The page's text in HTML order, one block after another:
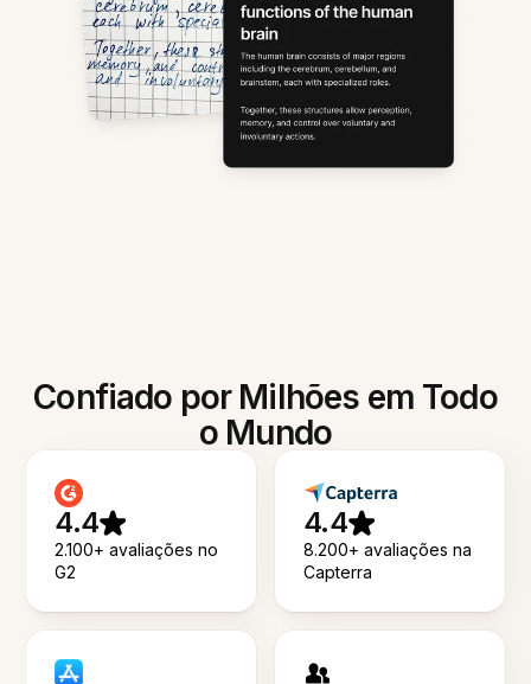
Confiado por Milhões em Todo
o Mundo
4.4
2.100+ avaliações no
G2
4.4
8.200+ avaliações na
Capterra